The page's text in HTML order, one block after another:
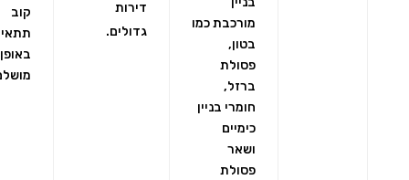
מורכבת כמו
בטון,
פסולת
ברזל,
חומרי בניין
כימיים
ושאר
פסולת
דירות
גדולים.
קוב
באופן